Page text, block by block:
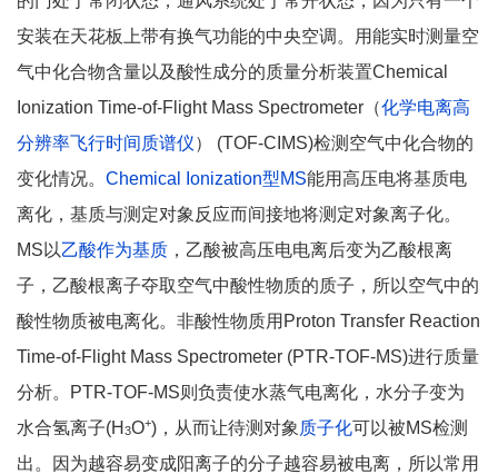
安装在天花板上带有换气功能的中央空调。用能实时测量空
气中化合物含量以及酸性成分的质量分析装置Chemical
Ionization Time-of-Flight Mass Spectrometer（化学电离高
分辨率飞行时间质谱仪） (TOF-CIMS)检测空气中化合物的
变化情况。 Chemical Ionization型MS能用高压电将基质电
离化，基质与测定对象反应而间接地将测定对象离子化。
MS以乙酸作为基质 ，乙酸被高压电电离后变为乙酸根离
子，乙酸根离子夺取空气中酸性物质的质子，所以空气中的
酸性物质被电离化。非酸性物质用Proton Transfer Reaction
Time-of-Flight Mass Spectrometer (PTR-TOF-MS)进行质量
分析。PTR-TOF-MS则负责使水蒸气电离化，水分子变为
水合氢离子(H 3O+)，从而让待测对象 质子化可以被MS检测
出。因为越容易变成阳离子的分子越容易被电离，所以常用